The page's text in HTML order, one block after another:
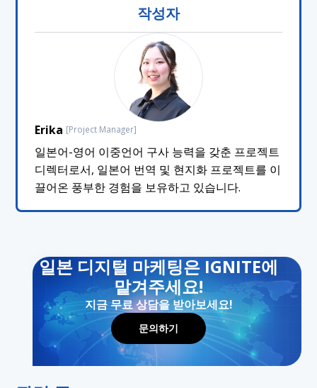
작성자
Erika [Project Manager]
일본어-영어 이중언어 구사 능력을 갖춘 프로젝트
디렉터로서, 일본어 번역 및 현지화 프로젝트를 이
끌어온 풍부한 경험을 보유하고 있습니다.
일본 디지털 마케팅은 IGNITE에
맡겨주세요!
지금 무료 상담을 받아보세요!
문의하기